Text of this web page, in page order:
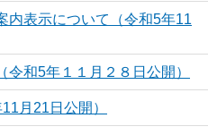
内表示について（令和5年11
令和5年１１月２８日公開）
月21日公開）